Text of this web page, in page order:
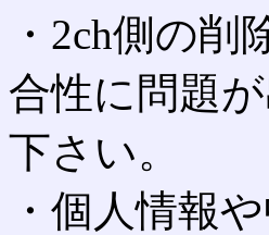
・2ch側の
合性に問題
下さい。
・個人情報